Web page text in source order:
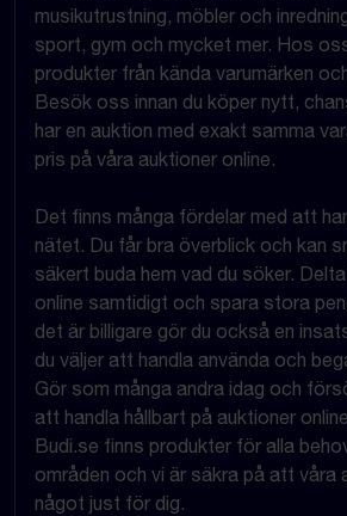
musikutrustning, möbler och
sport, gym och mycket mer. Hos
produkter från kända varumärken
Besök oss innan du köper nytt,
har en auktion med exakt samma
pris på våra auktioner online.
Det finns många fördelar med att
nätet. Du får bra överblick och kan
säkert buda hem vad du söker.
online samtidigt och spara stora
det är billigare gör du också en
du väljer att handla använda och
Gör som många andra idag och
att handla hållbart på auktioner
Budi.se finns produkter för alla
områden och vi är säkra på att våra
något just för dig.